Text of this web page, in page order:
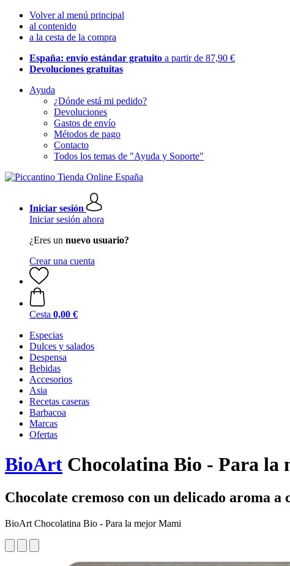
Volver al menú principal
al contenido
a la cesta de la compra
España: envío estándar gratuito a partir de 87,90 €
Devoluciones gratuitas
Ayuda
¿Dónde está mi pedido?
Devoluciones
Gastos de envío
Métodos de pago
Contacto
Todos los temas de "Ayuda y Soporte"
Iniciar sesión
Iniciar sesión ahora
¿Eres un nuevo usuario?
Crear una cuenta
Cesta 0,00 €
Especias
Dulces y salados
Despensa
Bebidas
Accesorios
Asia
Recetas caseras
Barbacoa
Marcas
Ofertas
BioArt Chocolatina Bio - Para la
Chocolate cremoso con un delicado aroma a
BioArt Chocolatina Bio - Para la mejor Mami